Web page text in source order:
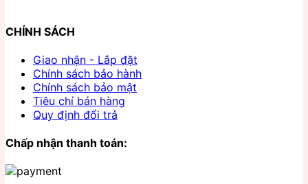
CHÍNH SÁCH
Giao nhận - Lắp đặt
Chính sách bảo hành
Chính sách bảo mật
Tiêu chí bán hàng
Quy định đổi trả
Chấp nhận thanh toán: